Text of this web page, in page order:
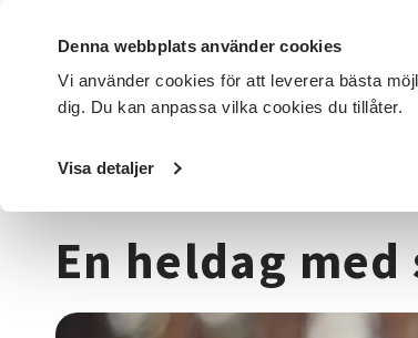
Denna webbplats använder cookies
Vi använder cookies för att leverera bästa
dig. Du kan anpassa vilka cookies du tillåter.
Visa detaljer
DET HÄR GÖR VI FÖR DIG SOM SÖK KURSER
Startsida / Kurser och evenemang
En heldag med